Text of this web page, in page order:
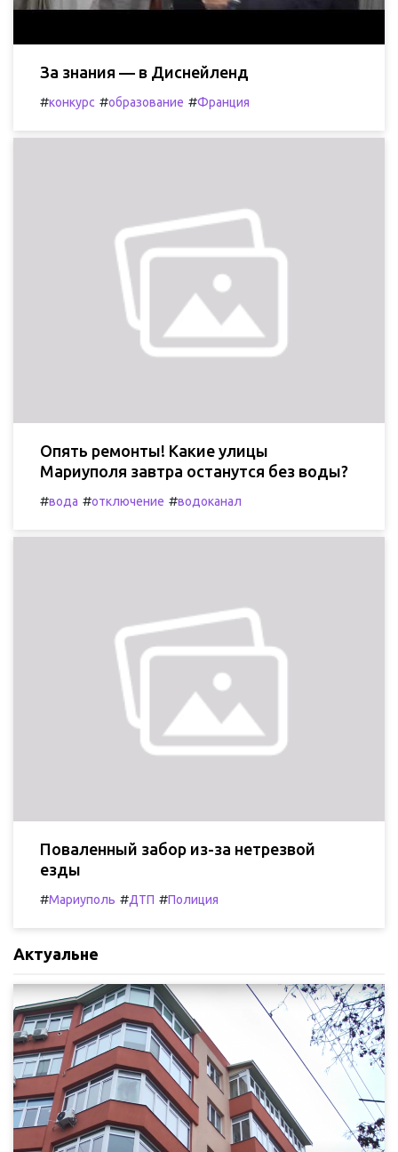
За знания — в Диснейленд
#конкурс #образование #Франция
Опять ремонты! Какие улицы
Мариуполя завтра останутся без воды?
#вода #отключение #водоканал
Поваленный забор из-за нетрезвой
езды
#Мариуполь #ДТП #Полиция
Актуальне